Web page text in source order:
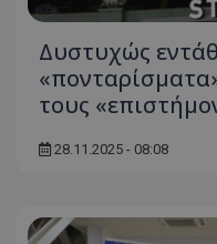
Δυστυχώς
τους
28.11.2025 - 08:08